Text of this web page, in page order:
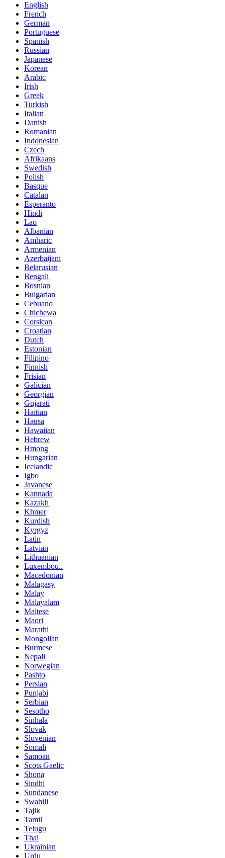
English
French
German
Portuguese
Spanish
Russian
Japanese
Korean
Arabic
Irish
Greek
Turkish
Italian
Danish
Romanian
Indonesian
Czech
Afrikaans
Swedish
Polish
Basque
Catalan
Esperanto
Hindi
Lao
Albanian
Amharic
Armenian
Azerbaijani
Belarusian
Bengali
Bosnian
Bulgarian
Cebuano
Chichewa
Corsican
Croatian
Dutch
Estonian
Filipino
Finnish
Frisian
Galician
Georgian
Gujarati
Haitian
Hausa
Hawaiian
Hebrew
Hmong
Hungarian
Icelandic
Igbo
Javanese
Kannada
Kazakh
Khmer
Kurdish
Kyrgyz
Latin
Latvian
Lithuanian
Luxembou..
Macedonian
Malagasy
Malay
Malayalam
Maltese
Maori
Marathi
Mongolian
Burmese
Nepali
Norwegian
Pashto
Persian
Punjabi
Serbian
Sesotho
Sinhala
Slovak
Slovenian
Somali
Samoan
Scots Gaelic
Shona
Sindhi
Sundanese
Swahili
Tajik
Tamil
Telugu
Thai
Ukrainian
Urdu